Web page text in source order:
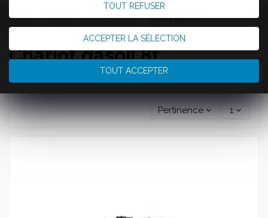
Accueil Chariots Chariots élévateurs Chariot gasoil 8t
Chariot gasoil 8t
Pertinence 1
TOUT REFUSER
ACCEPTER LA SÉLECTION
TOUT ACCEPTER